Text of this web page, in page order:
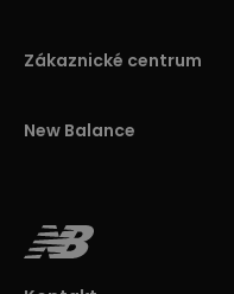
Zákaznické centrum
New Balance